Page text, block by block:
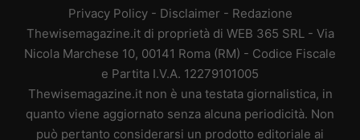
Privacy Policy- Disclaimer - Redazione
Thewisemagazine.it di proprietà di WEB 365 SRL - Via
Nicola Marchese 10, 00141 Roma (RM) - Codice Fiscale
e Partita I.V.A. 12279101005
Thewisemagazine.it non è una testata giornalistica, in
quanto viene aggiornato senza alcuna periodicità. Non
può pertanto considerarsi un prodotto editoriale ai